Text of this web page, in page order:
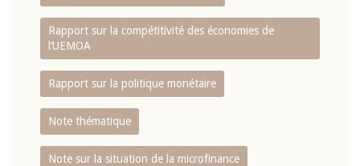
Rapport sur la compétitivité des économies de
l‘UEMOA
Rapport sur la politique monétaire
Note thématique
Note sur la situation de la microfinance